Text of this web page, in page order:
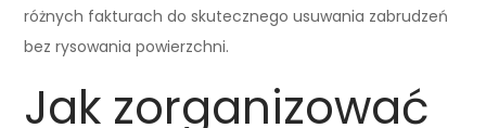
różnych fakturach do skutecznego usuwania zabrudzeń
bez rysowania powierzchni.
Jak zorganizować